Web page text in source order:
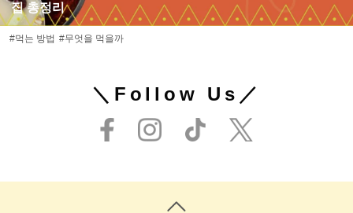
집 총정리
#먹는 방법 #무엇을 먹을까
＼Follow Us／